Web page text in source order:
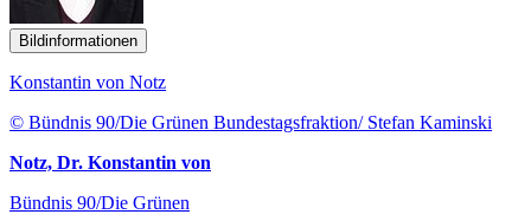
Bildinformationen
Konstantin von Notz
© Bündnis 90/Die Grünen Bundestagsfraktion/ Stefan Kaminski
Notz, Dr. Konstantin von
Bündnis 90/Die Grünen